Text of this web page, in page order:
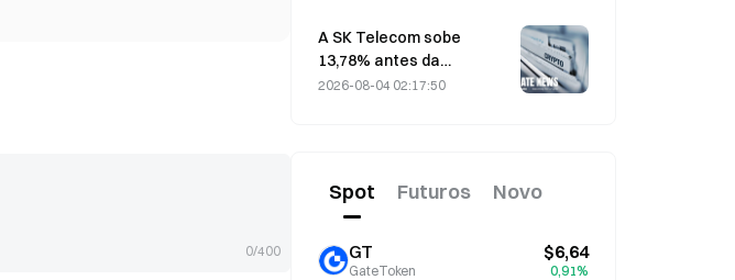
0/400
A SK Telecom sobe
13,78% antes da
avaliação da segunda
2026-08-04 02:17:50
Spot Futuros Novo
GT
GateToken
$6,64
0,91%